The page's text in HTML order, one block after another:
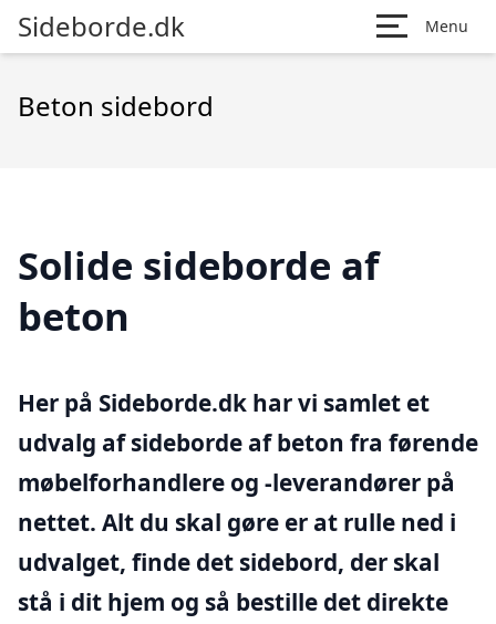
Sideborde.dk Menu
Beton sidebord
Solide sideborde af
beton
Her på Sideborde.dk har vi samlet et
udvalg af sideborde af beton fra førende
møbelforhandlere og -leverandører på
nettet. Alt du skal gøre er at rulle ned i
udvalget, finde det sidebord, der skal
stå i dit hjem og så bestille det direkte